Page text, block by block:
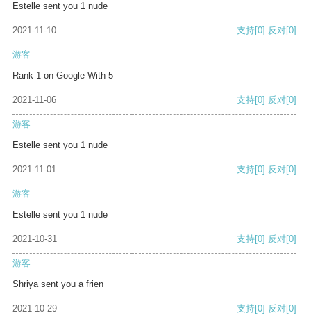
Estelle sent you 1 nude
2021-11-10 支持[0] 反对[0]
游客
Rank 1 on Google With 5
2021-11-06 支持[0] 反对[0]
游客
Estelle sent you 1 nude
2021-11-01 支持[0] 反对[0]
游客
Estelle sent you 1 nude
2021-10-31 支持[0] 反对[0]
游客
Shriya sent you a frien
2021-10-29 支持[0] 反对[0]